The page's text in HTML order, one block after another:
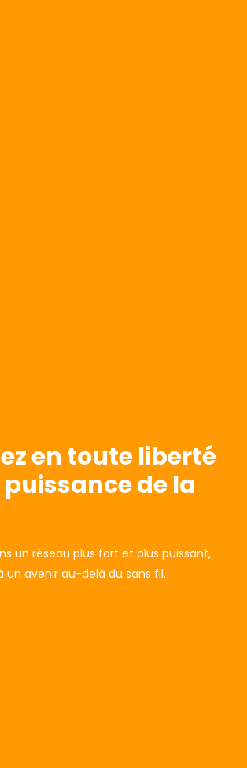
en toute liberté
de la
un réseau plus fort et plus puissant,
un avenir au-delà du sans fil.